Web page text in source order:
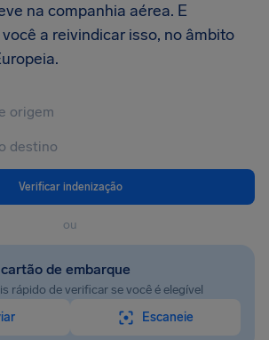
na companhia aérea. E
a reivindicar isso, no âmbito
Verificar indenização
ou
de embarque
rápido de verificar se você é elegível
Escaneie